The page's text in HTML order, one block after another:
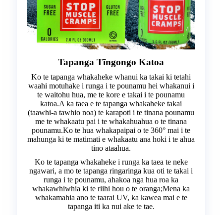
Tapanga Tīngongo Katoa
Ko te tapanga whakaheke whanui ka takai ki tetahi
waahi motuhake i runga i te pounamu hei whakanui i
te waitohu hua, me te kore e takai i te pounamu
katoa.A ka taea e te tapanga whakaheke takai
(taawhi-a tawhio noa) te karapoti i te tinana pounamu
me te whakaatu pai i te whakahuahua o te tinana
pounamu.Ko te hua whakapaipai o te 360° mai i te
mahunga ki te matimati e whakaatu ana hoki i te ahua
tino ataahua.
Ko te tapanga whakaheke i runga ka taea te neke
ngawari, a mo te tapanga ringaringa kua oti te takai i
runga i te pounamu, ahakoa nga hua roa ka
whakawhiwhia ki te riihi hou o te oranga;Mena ka
whakamahia ano te taarai UV, ka kawea mai e te
tapanga iti ka nui ake te tae.